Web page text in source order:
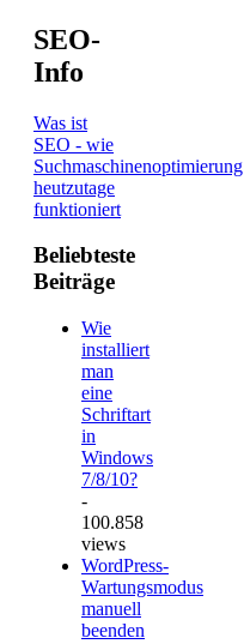
SEO-
Info
Was ist
SEO - wie
Suchmaschinenoptimierung
heutzutage
funktioniert
Beliebteste
Beiträge
Wie
installiert
man
eine
Schriftart
in
Windows
7/8/10?
-
100.858
views
WordPress-
Wartungsmodus
manuell
beenden